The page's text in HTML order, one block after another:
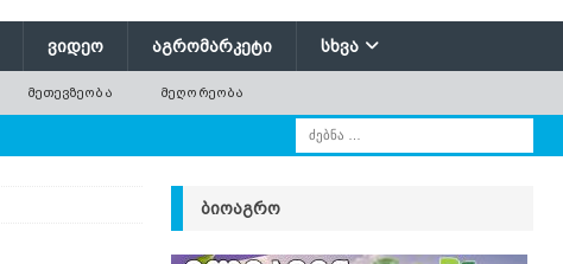
ᲕᲘᲓᲔᲝ ᲐᲒᲠᲝᲛᲐᲠᲙᲔᲢᲘ ᲡᲮᲕᲐ
ᲛᲔᲗᲔᲕᲖᲔᲝᲑᲐ ᲛᲔᲦᲝᲠᲔᲝᲑᲐ
ᲑᲘᲝᲐᲒᲠᲝ